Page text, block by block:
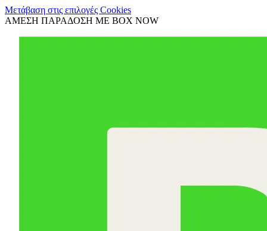
Μετάβαση στις επιλογές Cookies
ΑΜΕΣΗ ΠΑΡΑΔΟΣΗ ΜΕ BOX NOW